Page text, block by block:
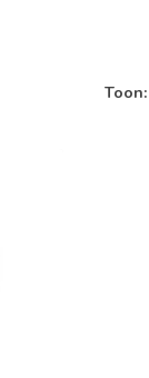
Toon: